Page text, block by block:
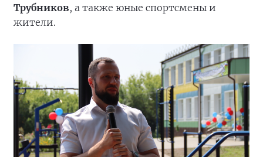
Трубников, а также юные спортсмены и
жители.